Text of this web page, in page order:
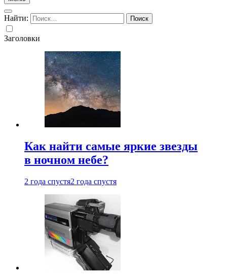
Найти:
Заголовки
Как найти самые яркие звезды
в ночном небе?
2 года спустя2 года спустя